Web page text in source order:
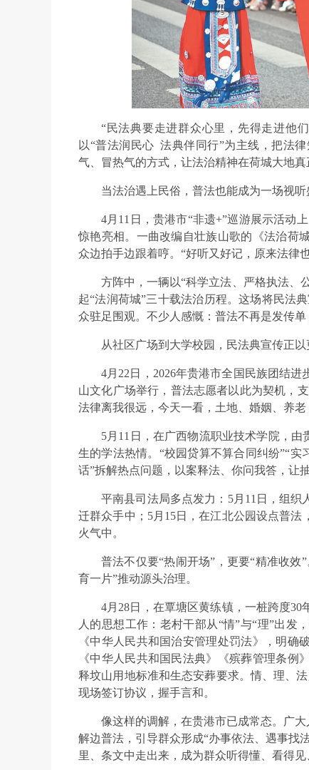
“民法典要走进群众心里，先得走进他
以“普法润民心 法典伴同行”为主线，把法
气、冒热气的方式，让法治精神在荷城大地真
当法治遇上民俗，普法也能成为一场视听
4月11日，贵港市“非遗+”巡游展示活动
惊艳亮相。一曲改编自壮族山歌的《法治荷
众边拍手边跟着哼。“好听又好记，原来法律
方阵中，一辆以“科学立法、严格执法、
起“法润荷城”三十载法治历程。这场将民法
众驻足围观。不少人感慨：普法不再是发传单
从社区广场到大学校园，民法典宣传正以
4月22日，2026年贵港市全国民族团结
山文化广场举行，普法志愿者以此为契机，
法律离我很远，今天一看，土地、婚姻、养
5月11日，在广西物流职业技术学院，
生的学法热情。“校园贷算不算合同纠纷”“
话”拆解热点问题，以案释法、你问我答，让
平南县司法局多点发力：5月11日，组
迁群众手中；5月15日，在江北公园设点普
火气中。
普法不仅要“热闹开场”，更要“精准收
育一片”推动源头治理。
4月28日，在覃塘区黄练镇，一桩跨度
人的思想工作：老村干部从“情”与“理”出
《中华人民共和国治安管理处罚法》，明确
《中华人民共和国民法典》《殡葬管理条
释坟山用地标准和生态安葬要求。情、理、
现场签订协议，握手言和。
像这样的调解，在贵港市已成常态。广
解边普法，引导群众形成“办事依法、遇事找
里、条文中走出来，成为群众听得懂、看得见